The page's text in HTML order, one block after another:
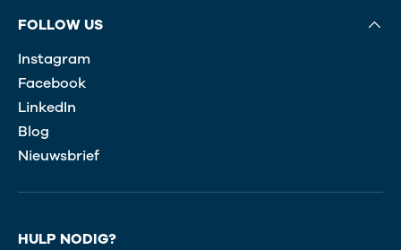
FOLLOW US
Instagram
Facebook
LinkedIn
Blog
Nieuwsbrief
HULP NODIG?